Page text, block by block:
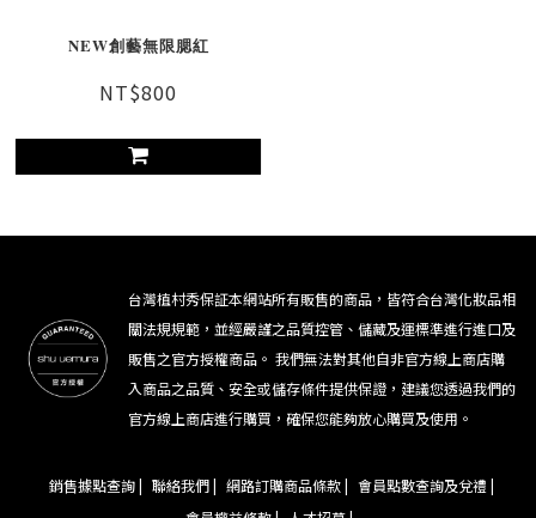
NEW創藝無限腮紅
NT$800
台灣植村秀保証本網站所有販售的商品，皆符合台灣化妝品相
關法規規範，並經嚴謹之品質控管、儲藏及運標準進行進口及
販售之官方授權商品。 我們無法對其他自非官方線上商店購
入商品之品質、安全或儲存條件提供保證，建議您透過我們的
官方線上商店進行購買，確保您能夠放心購買及使用。
銷售據點查詢 | 聯絡我們 | 網路訂購商品條款 | 會員點數查詢及兌禮 |